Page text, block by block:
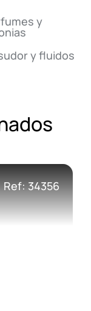
y
y fluidos
Ref: 34356